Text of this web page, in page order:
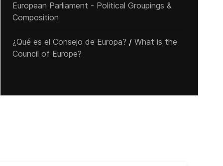
European Parliament - Political Groupings &
Composition
¿Qué es el Consejo de Europa? / What is the
Council of Europe?